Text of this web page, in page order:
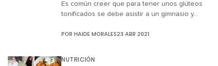
Es común creer que para tener unos glúteos
tonificados se debe asistir a un gimnasio y
casa también tiene objetos que te pueden
Aunque no lo creas, tu cama es uno de ellos.
POR HAIDE MORALES23 ABR 2021
NUTRICIÓN